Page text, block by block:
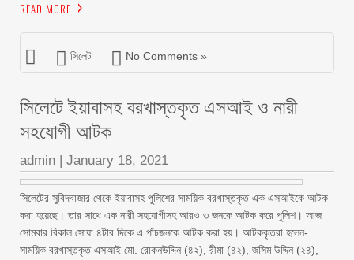
READ MORE
সিলেট No Comments »
সিলেটে ইয়াবাসহ বরখাস্তকৃত এসআই ও নারী
সহযোগী আটক
admin | January 18, 2021
সিলেটের সুবিদবাজার থেকে ইয়াবাসহ পুলিশের সাময়িক বরখাস্তকৃত এক এসআইকে আটক
করা হয়েছে। তার সাথে এক নারী সহযোগীসহ আরও ৩ জনকে আটক করে পুলিশ। আজ
সোমবার বিকাল সোয়া ৪টার দিকে এ পাঁচজনকে আটক করা হয়। আটককৃতরা হলেন-
সাময়িক বরখাস্তকৃত এসআই মো. রোকনউদ্দিন (৪২), রীমা (৪২), জসিম উদ্দিন (২৪),